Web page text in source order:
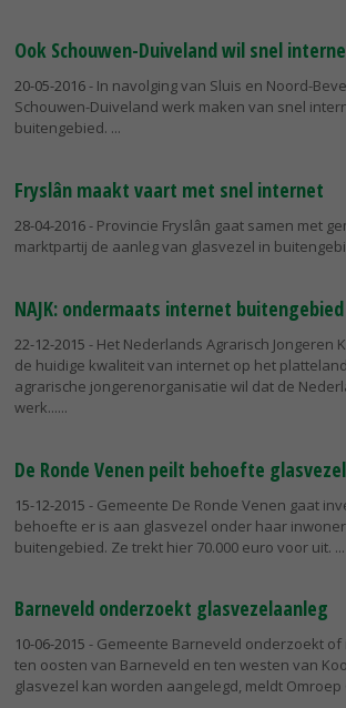
Ook Schouwen-Duiveland wil snel
20-05-2016- In navolging van Sluis en Noord-
Schouwen-Duiveland werk maken van snel
buitengebied.
Fryslân maakt vaart met snel internet
28-04-2016- Provincie Fryslân gaat samen met
marktpartij de aanleg van glasvezel in
NAJK: ondermaats internet buitengebied
22-12-2015 - Het Nederlands Agrarisch Jongeren
de huidige kwaliteit van internet op het
agrarische jongerenorganisatie wil dat de
werk...
De Ronde Venen peilt behoefte glasvezel
15-12-2015 - Gemeente De Ronde Venen gaat
behoefte er is aan glasvezel onder haar
buitengebied. Ze trekt hier 70.000 euro voor uit.
Barneveld onderzoekt glasvezelaanleg
10-06-2015 - Gemeente Barneveld onderzoekt
ten oosten van Barneveld en ten westen van
glasvezel kan worden aangelegd, meldt